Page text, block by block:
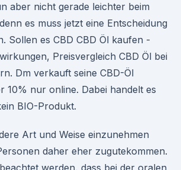
aber nicht gerade leichter beim
es muss jetzt eine Entscheidung
Sollen es CBD CBD Öl kaufen -
Preisvergleich CBD Öl bei
Dm verkauft seine CBD-Öl
10% nur online. Dabei handelt es
BIO-Produkt.
Art und Weise einzunehmen
daher eher zugutekommen.
werden, dass bei der oralen